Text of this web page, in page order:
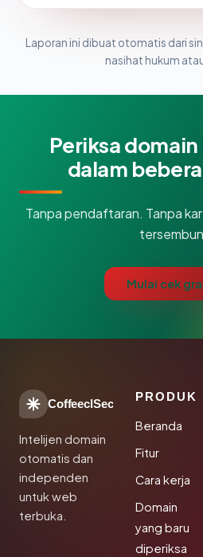
Laporan ini dibuat otomatis dari
nasihat hukum
Periksa
dalam
Tanpa pendaftaran. Tanpa
Mulai cek
CoffeeclSec
Intelijen domain
otomatis dan
independen
untuk web
terbuka.
PRODUK
Beranda
Fitur
Cara kerja
Domain
yang baru
diperiksa